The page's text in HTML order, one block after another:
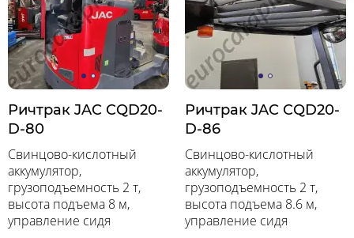
Ричтрак JAC CQD20-
D-80
Свинцово-кислотный
аккумулятор,
грузоподъемность 2 т,
высота подъема 8 м,
управление сидя
Ричтрак JAC CQD20-
D-86
Свинцово-кислотный
аккумулятор,
грузоподъемность 2 т,
высота подъема 8.6 м,
управление сидя